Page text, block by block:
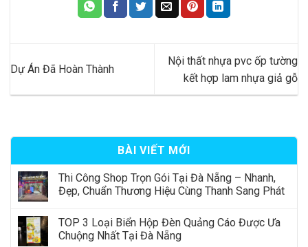
Dự Án Đã Hoàn Thành
Nội thất nhựa pvc ốp tường
kết hợp lam nhựa giả gỗ
BÀI VIẾT MỚI
Thi Công Shop Trọn Gói Tại Đà Nẵng – Nhanh,
Đẹp, Chuẩn Thương Hiệu Cùng Thanh Sang Phát
TOP 3 Loại Biển Hộp Đèn Quảng Cáo Được Ưa
Chuộng Nhất Tại Đà Nẵng